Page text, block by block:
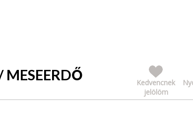
Kedvencnek
jelölöm